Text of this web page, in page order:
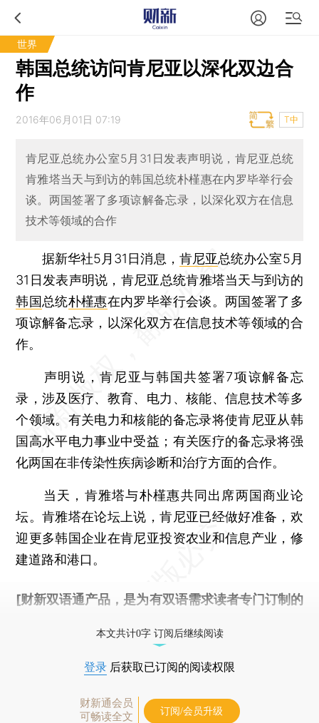
世界
韩国总统访问肯尼亚以深化双边合
作
2016年06月01日 07:19 T中
肯尼亚总统办公室5月31日发表声明说，肯尼亚总统
肯雅塔当天与到访的韩国总统朴槿惠在内罗毕举行会
谈。两国签署了多项谅解备忘录，以深化双方在信息
技术等领域的合作
据新华社5月31日消息， 肯尼亚总统办公室5月
31日发表声明说，肯尼亚总统肯雅塔当天与到访的
韩国总统朴槿惠在内罗毕举行会谈。两国签署了多
项谅解备忘录，以深化双方在信息技术等领域的合
作。
声明说，肯尼亚与韩国共签署7项谅解备忘
录，涉及医疗、教育、电力、核能、信息技术等多
个领域。有关电力和核能的备忘录将使肯尼亚从韩
国高水平电力事业中受益；有关医疗的备忘录将强
化两国在非传染性疾病诊断和治疗方面的合作。
当天，肯雅塔与朴槿惠共同出席两国商业论
坛。肯雅塔在论坛上说，肯尼亚已经做好准备，欢
迎更多韩国企业在肯尼亚投资农业和信息产业，修
建道路和港口。
[财新双语通产品，是为有双语需求读者专门订制的
本文共计0字 订阅后继续阅读
登录 后获取已订阅的阅读权限
财新通会员
可畅读全文
订阅/会员升级